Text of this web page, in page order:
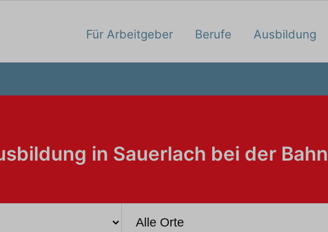
Für Arbeitgeber Berufe Ausbildung
in Sauerlach bei der Bahn